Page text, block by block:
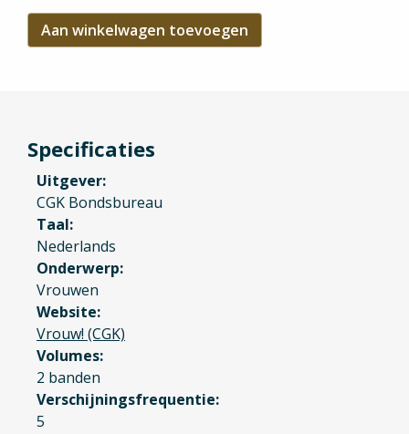
Specificaties
Uitgever
CGK Bondsbureau
Taal
Nederlands
Onderwerp
Vrouwen
Website
Vrouw! (CGK)
Volumes
2 banden
Verschijningsfrequentie
5